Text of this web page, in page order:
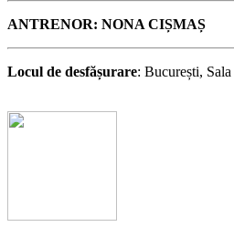
ANTRENOR: NONA CIȘMAȘ
Locul de desfășurare: București, Sala